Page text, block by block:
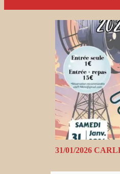
31/01/2026